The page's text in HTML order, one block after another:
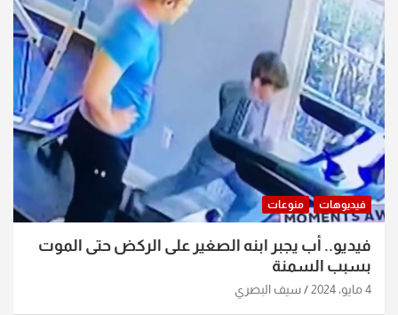
فيديوهات منوعات
فيديو.. أب يجبر ابنه الصغير على الركض حتى الموت
بسبب السمنة
4 مايو، 2024 سيف البصري